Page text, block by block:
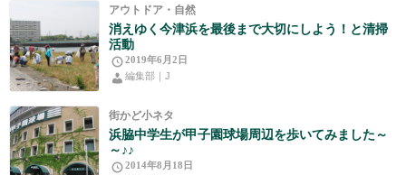
アウトドア・自然
消えゆく今津浜を最後まで大切にしよう！と清掃
活動
2019年6月2日
編集部｜J
街かど小ネタ
浜脇中学生が甲子園球場周辺を歩いてみました～
～♪♪
2014年8月18日